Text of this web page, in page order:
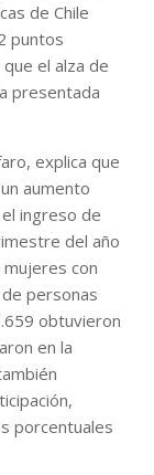
de Chile
puntos
el alza de
presentada
explica que
aumento
ingreso de
del año
con
personas
obtuvieron
en la
porcentuales